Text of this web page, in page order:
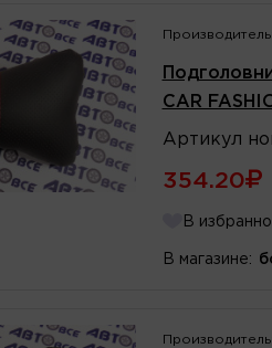
Производитель:
CAR
Артикул
354.20
В
В магазине:
Производитель: